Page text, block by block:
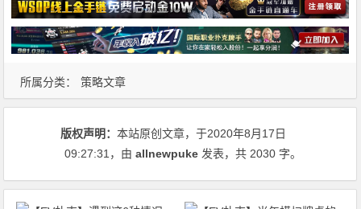
所属分类： 策略文章
版权声明：本站原创文章，于2020年8月17日
09:27:31 ，由allnewpuke 发表，共 2030 字。